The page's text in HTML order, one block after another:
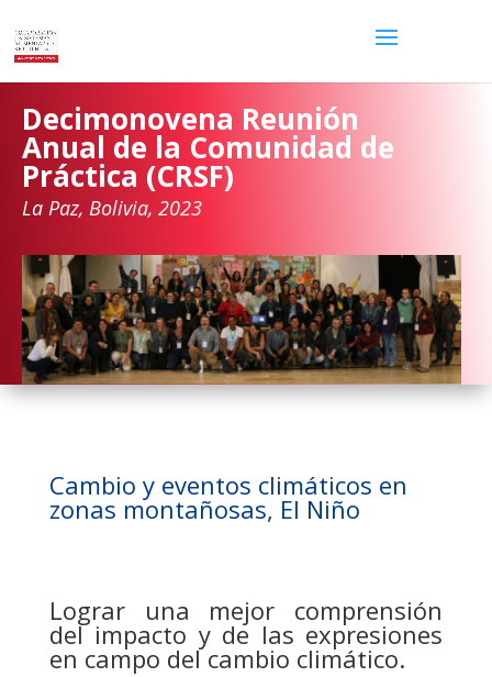
Decimonovena Reunión
Anual de la Comunidad de
Práctica (CRSF)
La Paz, Bolivia, 2023
Cambio y eventos climáticos en
zonas montañosas, El Niño
Lograr una mejor comprensión
del impacto y de las expresiones
en campo del cambio climático.